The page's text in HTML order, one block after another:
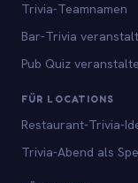
Trivia-Teamnamen
Bar-Trivia
Pub Quiz
FÜR LOCATIONS
Restaurant-Trivia-
Trivia-Abend als